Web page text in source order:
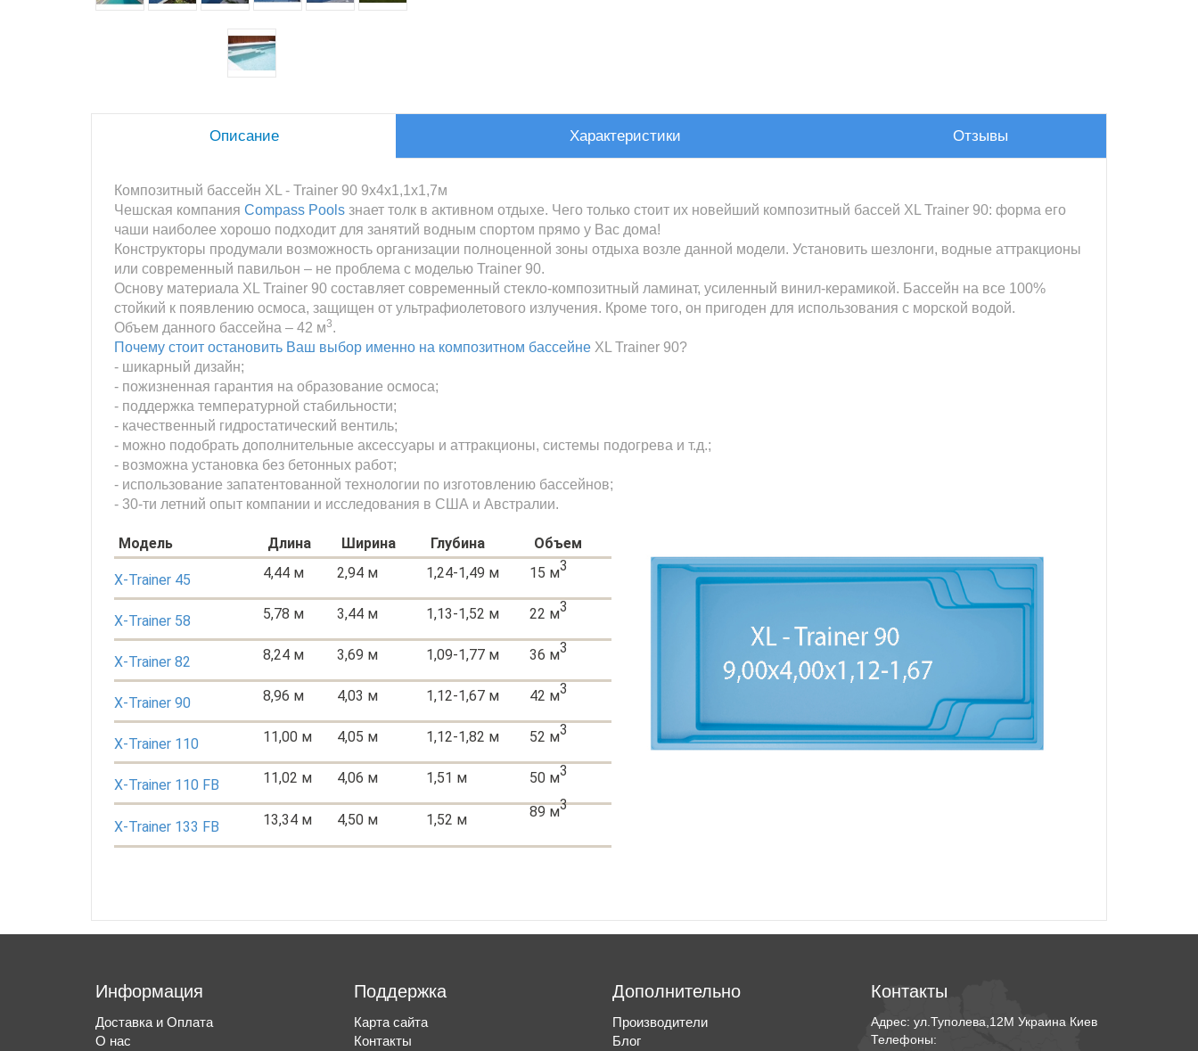
Описание Характеристики Отзывы
Композитный бассейн XL - Trainer 90 9х4х1,1х1,7м
Чешская компания Compass Pools знает толк в активном отдыхе. Чего только стоит их новейший композитный бассей XL Trainer 90: форма его
чаши наиболее хорошо подходит для занятий водным спортом прямо у Вас дома!
Конструкторы продумали возможность организации полноценной зоны отдыха возле данной модели. Установить шезлонги, водные аттракционы
или современный павильон – не проблема с моделью Trainer 90.
Основу материала XL Trainer 90 составляет современный стекло-композитный ламинат, усиленный винил-керамикой. Бассейн на все 100%
стойкий к появлению осмоса, защищен от ультрафиолетового излучения. Кроме того, он пригоден для использования с морской водой.
Объем данного бассейна – 42 м3.
Почему стоит остановить Ваш выбор именно на композитном бассейне XL Trainer 90?
- шикарный дизайн;
- пожизненная гарантия на образование осмоса;
- поддержка температурной стабильности;
- качественный гидростатический вентиль;
- можно подобрать дополнительные аксессуары и аттракционы, системы подогрева и т.д.;
- возможна установка без бетонных работ;
- использование запатентованной технологии по изготовлению бассейнов;
- 30-ти летний опыт компании и исследования в США и Австралии.
Модель Длина Ширина Глубина Объем
X-Trainer 45 4,44 м 2,94 м 1,24-1,49 м 15 м3
X-Trainer 58 5,78 м 3,44 м 1,13-1,52 м 22 м3
X-Trainer 82 8,24 м 3,69 м 1,09-1,77 м 36 м3
X-Trainer 90 8,96 м 4,03 м 1,12-1,67 м 42 м3
X-Trainer 110 11,00 м 4,05 м 1,12-1,82 м 52 м3
X-Trainer 110 FB 11,02 м 4,06 м 1,51 м 50 м3
X-Trainer 133 FB 13,34 м 4,50 м 1,52 м 89 м3
Информация
Доставка и Оплата
О нас
Поддержка
Карта сайта
Контакты
Дополнительно
Производители
Блог
Контакты
Адрес: ул.Туполева,12М Украина Киев
Телефоны: